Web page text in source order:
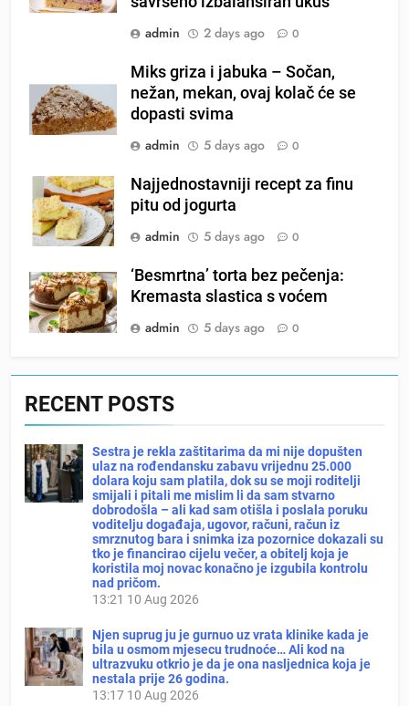
admin
2 days ago 0
Miks griza i jabuka – Sočan,
nežan, mekan, ovaj kolač će se
dopasti svima
admin
5 days ago 0
Najjednostavniji recept za finu
pitu od jogurta
admin
5 days ago 0
‘Besmrtna’ torta bez pečenja:
Kremasta slastica s voćem
admin
5 days ago 0
RECENT POSTS
Sestra je rekla zaštitarima da mi nije dopušten
ulaz na rođendansku zabavu vrijednu 25.000
dolara koju sam platila, dok su se moji roditelji
smijali i pitali me mislim li da sam stvarno
dobrodošla – ali kad sam otišla i poslala poruku
voditelju događaja, ugovor, računi, račun iz
smrznutog bara i snimka iza pozornice dokazali su
tko je financirao cijelu večer, a obitelj koja je
koristila moj novac konačno je izgubila kontrolu
nad pričom.
13:21 10 Aug 2026
Njen suprug ju je gurnuo uz vrata klinike kada je
bila u osmom mjesecu trudnoće… Ali kod na
ultrazvuku otkrio je da je ona nasljednica koja je
nestala prije 26 godina.
13:17 10 Aug 2026